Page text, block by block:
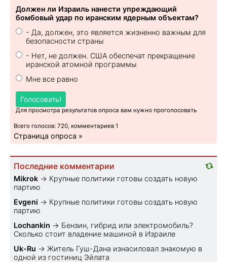
Должен ли Израиль нанести упреждающий
бомбовый удар по иранским ядерным объектам?
- Да, должен, это является жизненно важным для
безопасности страны
- Нет, не должен. США обеспечат прекращение
иранской атомной программы
Мне все равно
Голосовать!
Для просмотра результатов опроса вам нужно проголосовать
Всего голосов: 720, комментариев 1
Страница опроса »
Последние комментарии
Mikrok → Крупные политики готовы создать новую
партию
Evgeni → Крупные политики готовы создать новую
партию
Lochankin → Бензин, гибрид или электромобиль?
Cколько стоит владение машиной в Израиле
Uk-Ru → Житель Гуш-Дана изнасиловал знакомую в
одной из гостиниц Эйлата